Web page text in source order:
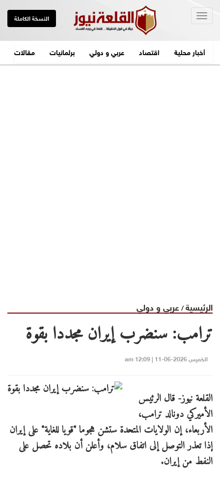
النسخة الكاملة
أخبار محلية اقتصاد عربي و دولي برلمانيات مقالات
الرئيسية/ عربي و دولي
ترامب: سنضرب إيران مجددا بقوة
الخميس 2026-06-11 | 12:09 am
القلعة نيوز- قال الرئيس
الأميركي دونالد ترامب،
الأربعاء، إن الولايات المتحدة ستشن هجوما "قويا للغاية" على إيران
إذا تعذر التوصل إلى اتفاق سلام، وأعلن أن بلاده تحصل على
النفط من إيران.